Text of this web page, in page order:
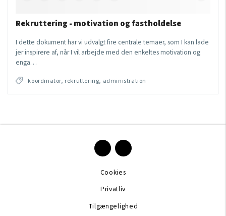
Rekruttering - motivation og fastholdelse
I dette dokument har vi udvalgt fire centrale temaer, som I kan lade
jer inspirere af, når I vil arbejde med den enkeltes motivation og
enga…
koordinator, rekruttering, administration
Cookies
Privatliv
Tilgængelighed